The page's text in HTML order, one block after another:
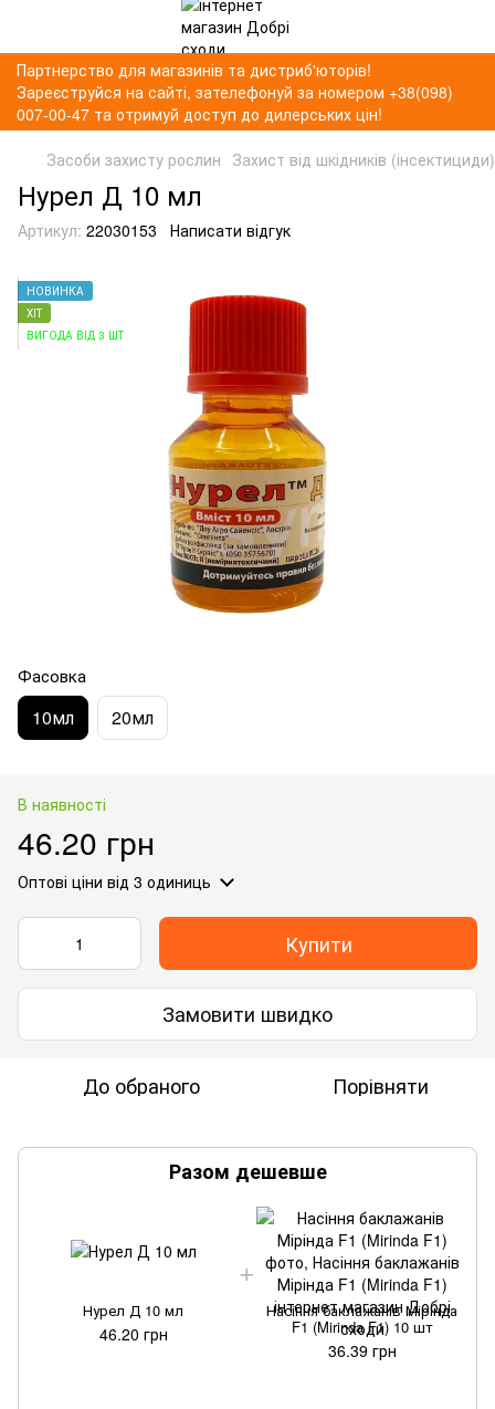
Партнерство для магазинів та дистриб'юторів!
Зареєструйся на сайті, зателефонуй за номером +38(098)
007-00-47 та отримуй доступ до дилерських цін!
Засоби захисту рослин Захист від шкідників (інсектициди)
Нурел Д 10 мл
Артикул: 22030153 Написати відгук
НОВИНКА
ХІТ
ВИГОДА ВІД 3 ШТ
Фасовка
10мл 20мл
В наявності
46.20 грн
Оптові ціни від 3 одиниць
Купити
Замовити швидко
До обраного Порівняти
Разом дешевше
Нурел Д 10 мл
46.20 грн
Насіння баклажанів Мірінда
F1 (Mirinda F1) 10 шт
36.39 грн